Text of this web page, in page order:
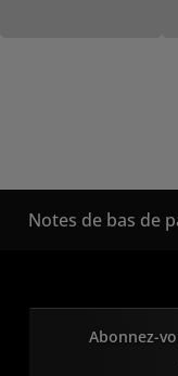
Notes de bas de
Abonnez-